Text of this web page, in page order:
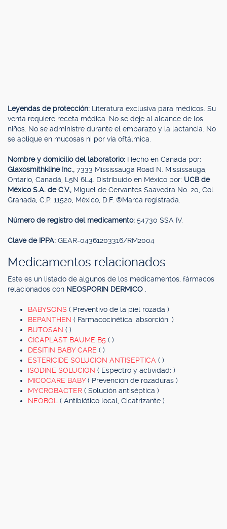
Leyendas de protección: Literatura exclusiva para médicos. Su
venta requiere receta médica. No se deje al alcance de los
niños. No se administre durante el embarazo y la lactancia. No
se aplique en mucosas ni por vía oftálmica.
Nombre y domicilio del laboratorio: Hecho en Canadá por:
Glaxosmithkline Inc., 7333 Mississauga Road N. Mississauga,
Ontario, Canadá, L5N 6L4. Distribuido en México por: UCB de
México S.A. de C.V., Miguel de Cervantes Saavedra No. 20, Col.
Granada, C.P. 11520, México, D.F. ®Marca registrada.
Número de registro del medicamento: 54730 SSA IV.
Clave de IPPA: GEAR-04361203316/RM2004
Medicamentos relacionados
Este es un listado de algunos de los medicamentos, fármacos
relacionados con NEOSPORIN DERMICO
BABYSONS ( Preventivo de la piel rozada )
BEPANTHEN ( Farmacocinética: absorción: )
BUTOSAN ( )
CICAPLAST BAUME B5 ( )
DESITIN BABY CARE ( )
ESTERICIDE SOLUCION ANTISEPTICA ( )
ISODINE SOLUCION ( Espectro y actividad: )
MICOCARE BABY( Prevención de rozaduras )
MYCROBACTER ( Solución antiséptica )
NEOBOL ( Antibiótico local, Cicatrizante )